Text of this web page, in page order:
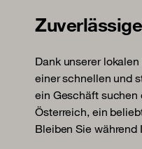
Dank unserer
einer schnellen und
ein Geschäft suchen
Österreich, ein
Bleiben Sie während